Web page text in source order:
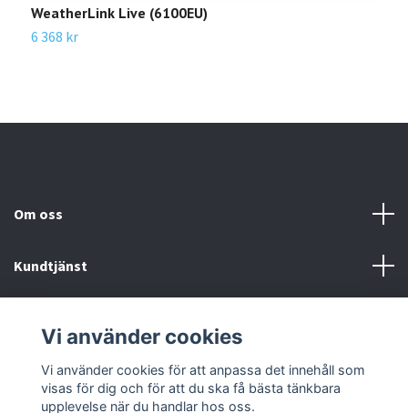
WeatherLink Live (6100EU)
6 368 kr
Om oss
Kundtjänst
Sociala medier
Vi använder cookies
Vi använder cookies för att anpassa det innehåll som
visas för dig och för att du ska få bästa tänkbara
upplevelse när du handlar hos oss.